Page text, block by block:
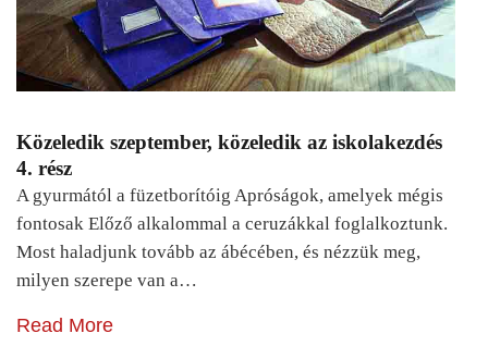
Közeledik szeptember, közeledik az iskolakezdés
4. rész
A gyurmától a füzetborítóig Apróságok, amelyek mégis
fontosak Előző alkalommal a ceruzákkal foglalkoztunk.
Most haladjunk tovább az ábécében, és nézzük meg,
milyen szerepe van a…
Read More